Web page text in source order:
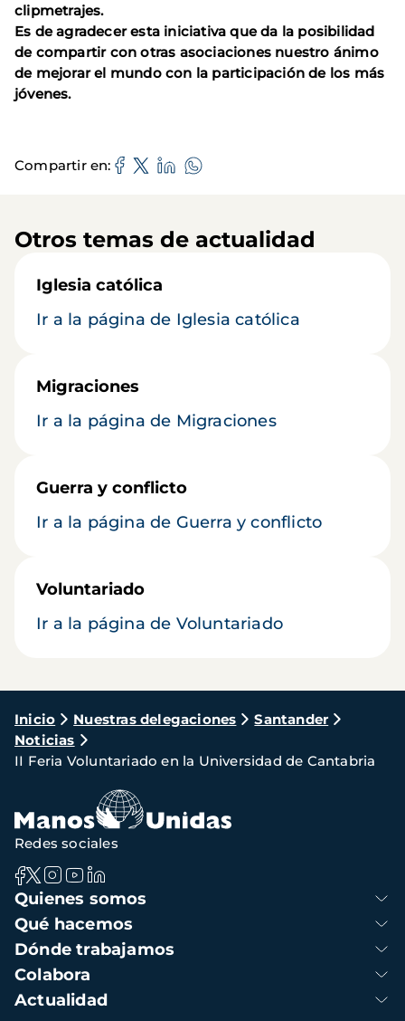
clipmetrajes.
Es de agradecer esta iniciativa que da la posibilidad
de compartir con otras asociaciones nuestro ánimo
de mejorar el mundo con la participación de los más
jóvenes.
Compartir en
Otros temas de actualidad
Iglesia católica
Ir a la página de Iglesia católica
Migraciones
Ir a la página de Migraciones
Guerra y conflicto
Ir a la página de Guerra y conflicto
Voluntariado
Ir a la página de Voluntariado
Ruta
de
navegación
Inicio Nuestras delegaciones
Santander
Noticias
II Feria Voluntariado en la Universidad de Cantabria
Navegación
principal
Quienes somos
Qué hacemos
Dónde trabajamos
Colabora
Actualidad
Redes sociales